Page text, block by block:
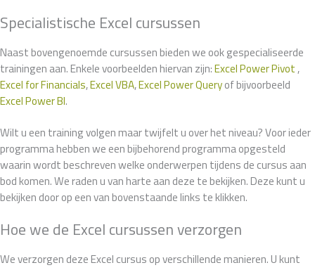
Specialistische Excel cursussen
Naast bovengenoemde cursussen bieden we ook gespecialiseerde
trainingen aan. Enkele voorbeelden hiervan zijn:Excel Power Pivot,
Excel for Financials,Excel VBA,Excel Power Queryof bijvoorbeeld
Excel Power BI.
Wilt u een training volgen maar twijfelt u over het niveau? Voor ieder
programma hebben we een bijbehorend programma opgesteld
waarin wordt beschreven welke onderwerpen tijdens de cursus aan
bod komen. We raden u van harte aan deze te bekijken. Deze kunt u
bekijken door op een van bovenstaande links te klikken.
Hoe we de Excel cursussen verzorgen
We verzorgen deze Excel cursus op verschillende manieren. U kunt